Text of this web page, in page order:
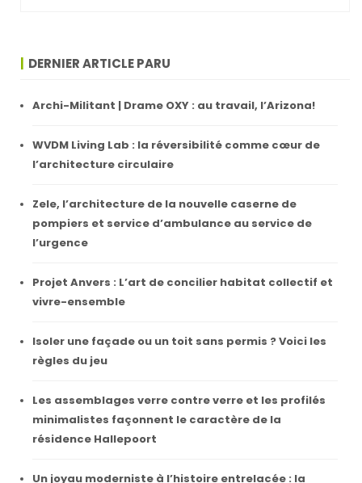
DERNIER ARTICLE PARU
Archi-Militant | Drame OXY : au travail, l’Arizona!
WVDM Living Lab : la réversibilité comme cœur de
l’architecture circulaire
Zele, l’architecture de la nouvelle caserne de
pompiers et service d’ambulance au service de
l’urgence
Projet Anvers : L’art de concilier habitat collectif et
vivre-ensemble
Isoler une façade ou un toit sans permis ? Voici les
règles du jeu
Les assemblages verre contre verre et les profilés
minimalistes façonnent le caractère de la
résidence Hallepoort
Un joyau moderniste à l’histoire entrelacée : la